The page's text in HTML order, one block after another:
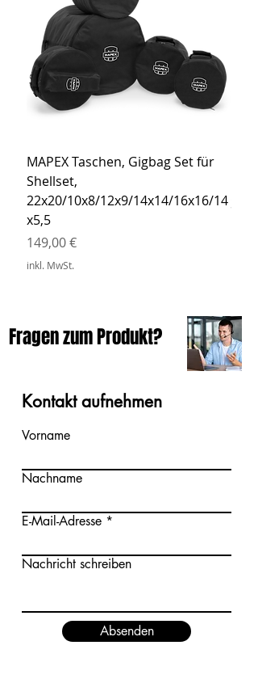
MAPEX Taschen, Gigbag Set für
Shellset,
22x20/10x8/12x9/14x14/16x16/14
x5,5
Preis
149,00 €
inkl. MwSt.
Preis
Fragen zum Produkt?
Kontakt aufnehmen
Vorname
Nachname
E-Mail-Adresse
Nachricht schreiben
Absenden